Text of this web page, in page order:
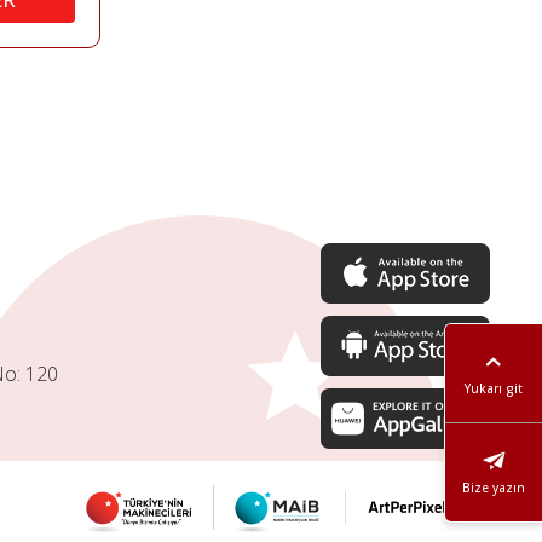
Yukarı git
Bize yazın
120